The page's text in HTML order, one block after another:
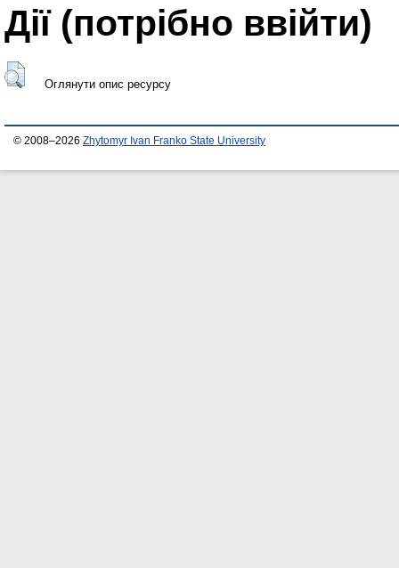
Дії ​​(потрібно ввійти)
Оглянути опис ресурсу
© 2008–2026 Zhytomyr Ivan Franko State University